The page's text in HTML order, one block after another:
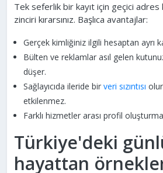
Tek seferlik bir kayıt için geçici adres
zinciri kırarsınız. Başlıca avantajlar:
Gerçek kimliğiniz ilgili hesaptan ayrı
Bülten ve reklamlar asıl gelen
düşer.
Sağlayıcıda ileride bir veri sızıntısı
etkilenmez.
Farklı hizmetler arası profil
Türkiye'deki
hayattan